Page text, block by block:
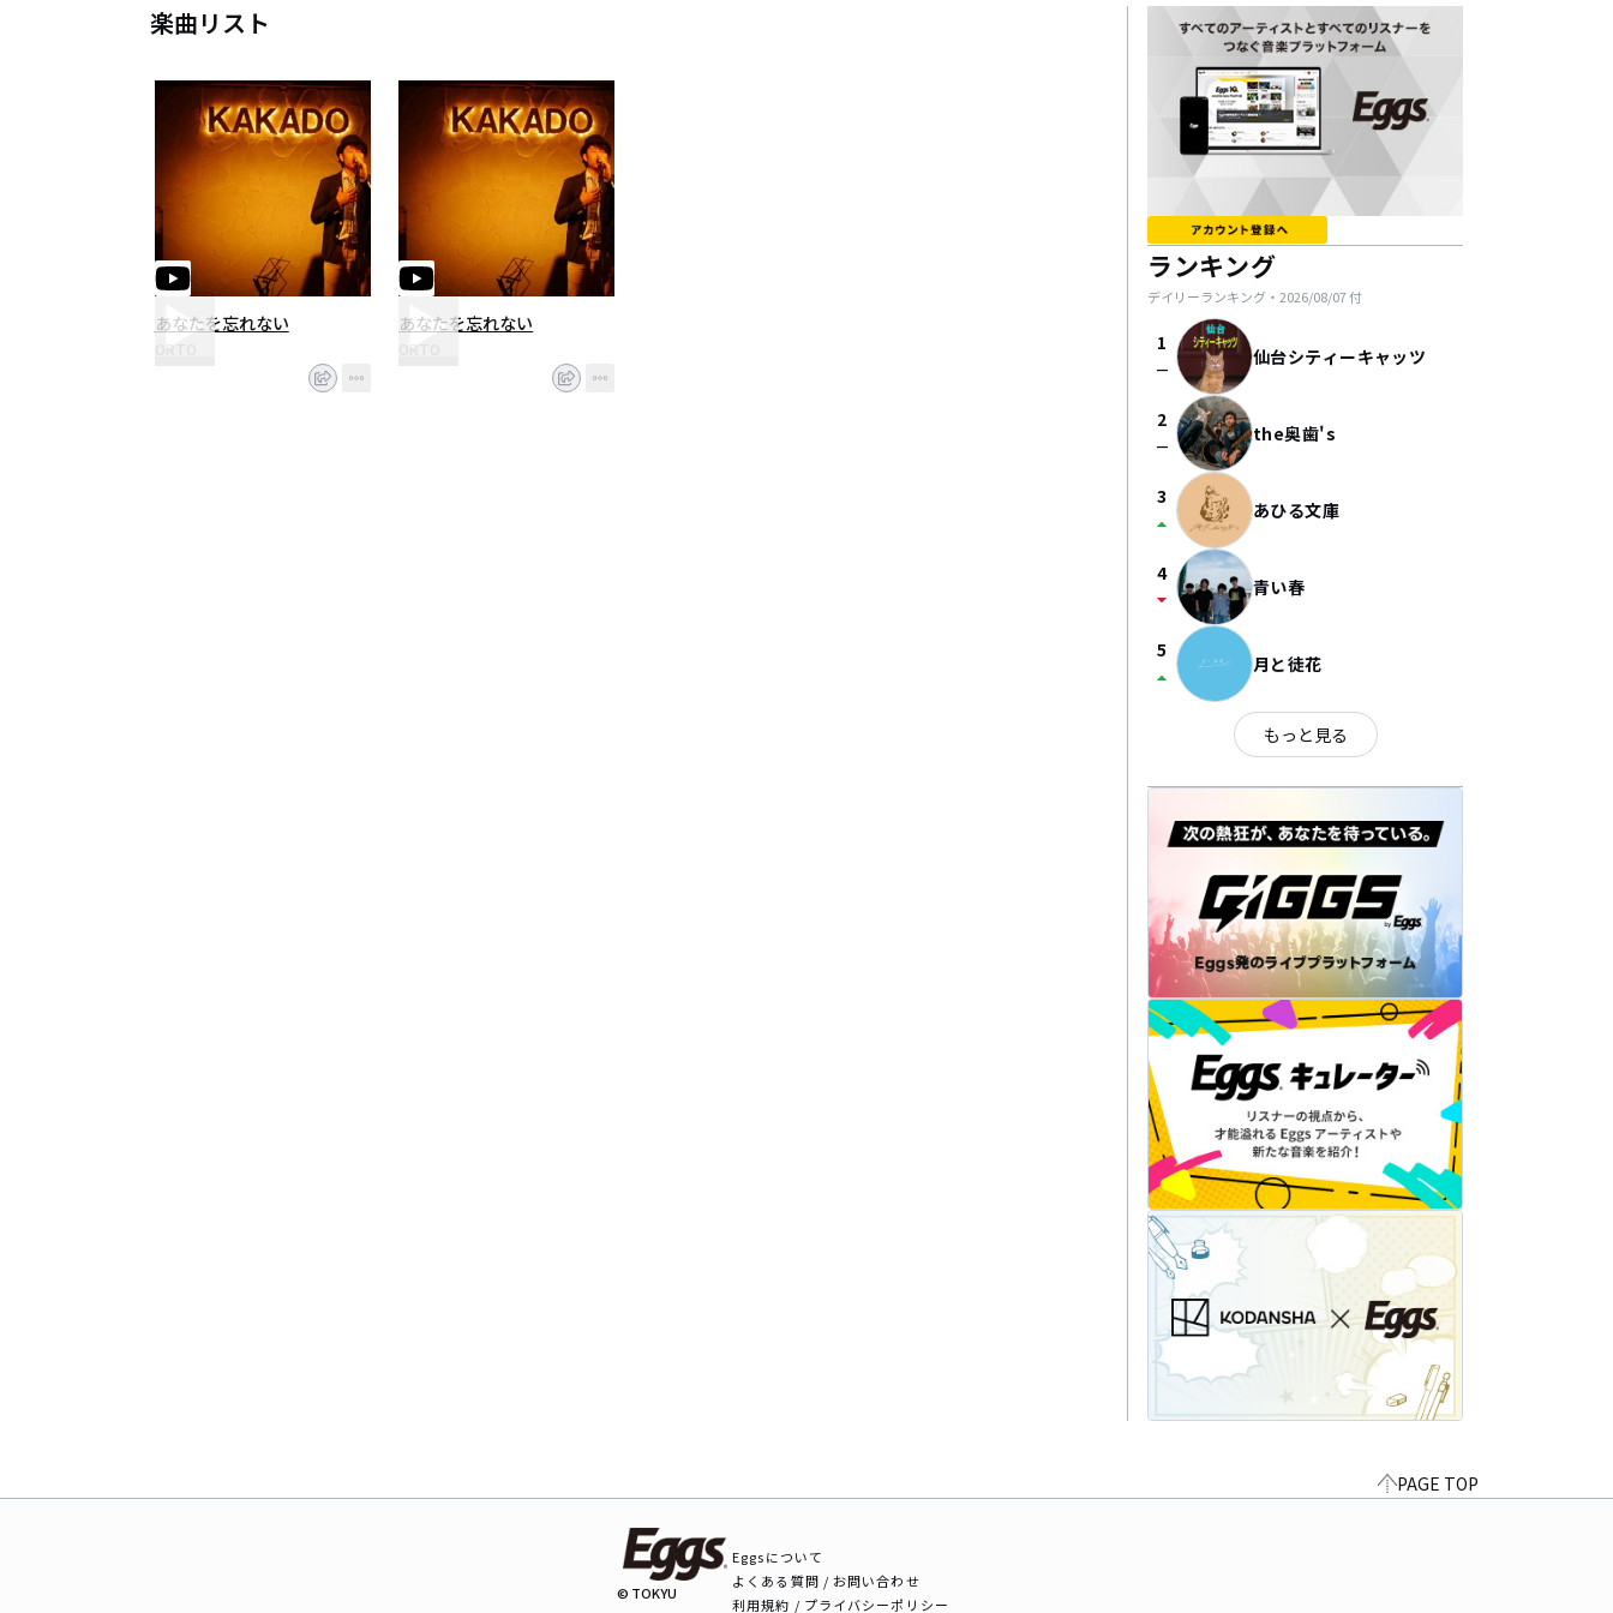
楽曲リスト
あなたを忘れない
ORTO
あなたを忘れない
ORTO
ランキング
デイリーランキング・ 2026/08/07付
1
check_indeterminate_small 仙台シティーキャッツ
2
check_indeterminate_small the奥歯's
3
arrow_drop_up あひる文庫
4
arrow_drop_down 青い春
5
arrow_drop_up 月と徒花
もっと見る
PAGE TOP
© TOKYU
Eggsについて
よくある質問 / お問い合わせ
利用規約 / プライバシーポリシー